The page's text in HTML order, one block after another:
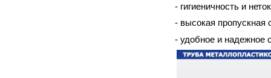
- гигиеничность и
- высокая пропускная
- удобное и надежное